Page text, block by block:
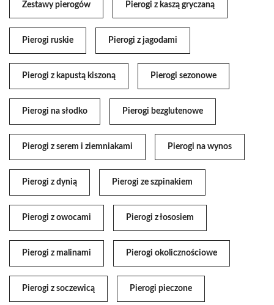
Zestawy pierogów Pierogi z kaszą gryczaną
Pierogi ruskie Pierogi z jagodami
Pierogi z kapustą kiszoną Pierogi sezonowe
Pierogi na słodko Pierogi bezglutenowe
Pierogi z serem i ziemniakami Pierogi na wynos
Pierogi z dynią Pierogi ze szpinakiem
Pierogi z owocami Pierogi z łososiem
Pierogi z malinami Pierogi okolicznościowe
Pierogi z soczewicą Pierogi pieczone